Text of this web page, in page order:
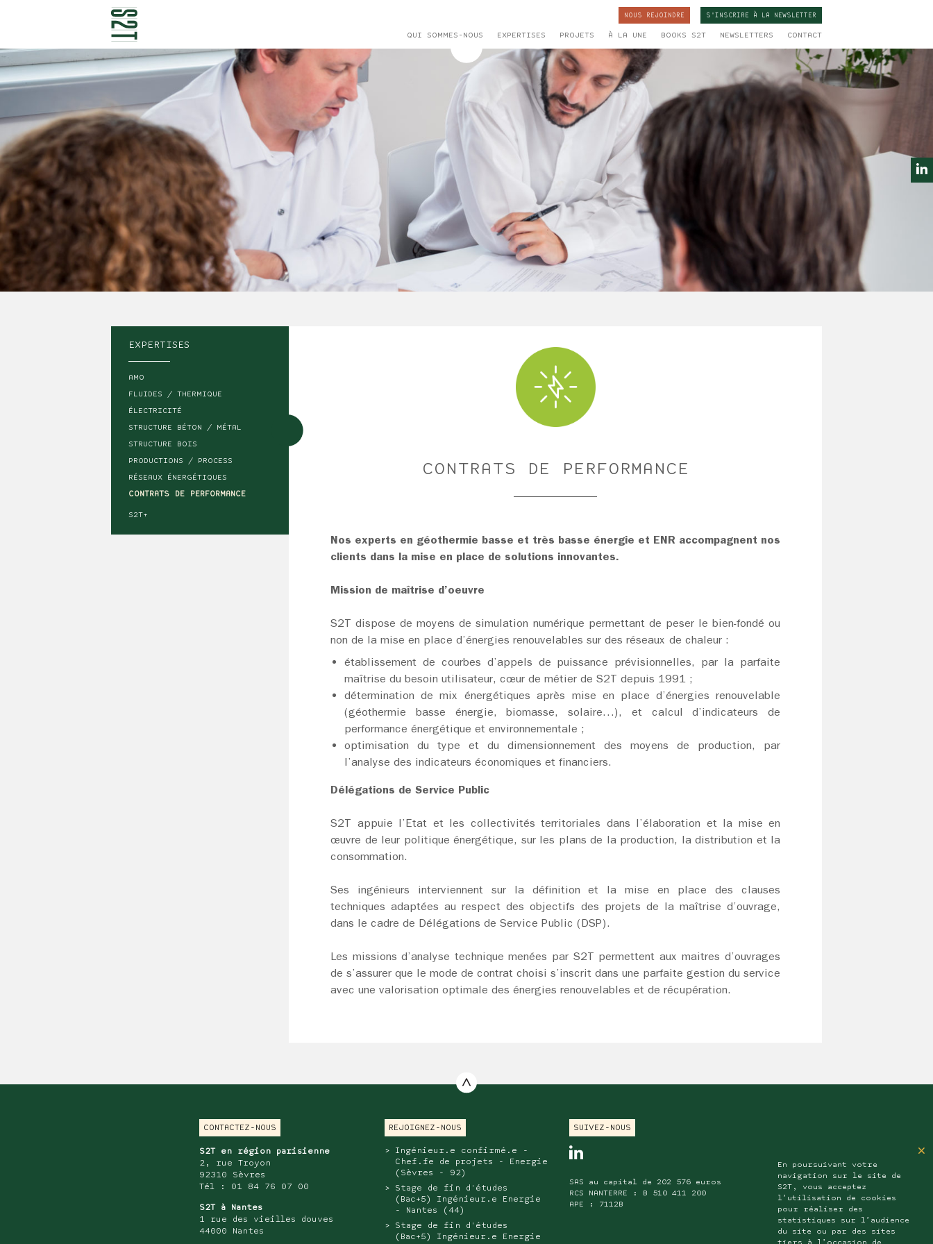
NOUS REJOINDRE S'INSCRIRE À LA NEWSLETTER
QUI SOMMES-NOUS EXPERTISES PROJETS À LA UNE BOOKS S2T NEWSLETTERS CONTACT
EXPERTISES
AMO
FLUIDES / THERMIQUE
ÉLECTRICITÉ
STRUCTURE BÉTON / MÉTAL
STRUCTURE BOIS
PRODUCTIONS / PROCESS
RÉSEAUX ÉNERGÉTIQUES
CONTRATS DE PERFORMANCE
S2T+
CONTRATS DE PERFORMANCE
Nos experts en géothermie basse et très basse énergie et ENR accompagnent nos
clients dans la mise en place de solutions innovantes.
Mission de maîtrise d’oeuvre
S2T dispose de moyens de simulation numérique permettant de peser le bien-fondé ou
non de la mise en place d’énergies renouvelables sur des réseaux de chaleur :
établissement de courbes d’appels de puissance prévisionnelles, par la parfaite
maîtrise du besoin utilisateur, cœur de métier de S2T depuis 1991 ;
détermination de mix énergétiques après mise en place d’énergies renouvelable
(géothermie basse énergie, biomasse, solaire…), et calcul d’indicateurs de
performance énergétique et environnementale ;
optimisation du type et du dimensionnement des moyens de production, par
l’analyse des indicateurs économiques et financiers.
Délégations de Service Public
S2T appuie l’Etat et les collectivités territoriales dans l’élaboration et la mise en
œuvre de leur politique énergétique, sur les plans de la production, la distribution et la
consommation.
Ses ingénieurs interviennent sur la définition et la mise en place des clauses
techniques adaptées au respect des objectifs des projets de la maîtrise d’ouvrage,
dans le cadre de Délégations de Service Public (DSP).
Les missions d’analyse technique menées par S2T permettent aux maitres d’ouvrages
de s’assurer que le mode de contrat choisi s’inscrit dans une parfaite gestion du service
avec une valorisation optimale des énergies renouvelables et de récupération.
CONTACTEZ-NOUS
S2T en région parisienne
2, rue Troyon
92310 Sèvres
Tél : 01 84 76 07 00
S2T à Nantes
1 rue des vieilles douves
44000 Nantes
REJOIGNEZ-NOUS
Ingénieur.e confirmé.e -
Chef.fe de projets - Energie
(Sèvres - 92)
Stage de fin d'études
(Bac+5) Ingénieur.e Energie
- Nantes (44)
Stage de fin d'études
(Bac+5) Ingénieur.e Energie
SUIVEZ-NOUS
linkedin
SAS au capital de 202 576 euros
RCS NANTERRE : B 510 411 200
APE : 7112B
En poursuivant votre
navigation sur le site de
S2T, vous acceptez
l’utilisation de cookies
pour réaliser des
statistiques sur l’audience
du site ou par des sites
×